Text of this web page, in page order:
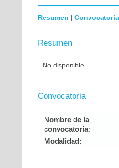
Resumen | Convocatoria
Resumen
No disponible
Convocatoria
Nombre de la
convocatoria:
Modalidad: